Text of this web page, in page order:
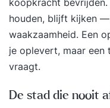
houden, blijft kijken
waakzaamheid. Een
je oplevert, maar
vraagt.
De stad die nooit